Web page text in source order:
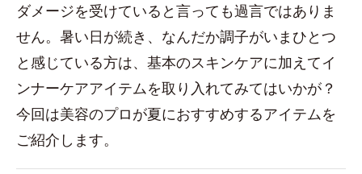
ダメージを受けていると言っても過言ではありま
せん。暑い日が続き、なんだか調子がいまひとつ
と感じている方は、基本のスキンケアに加えてイ
ンナーケアアイテムを取り入れてみてはいかが？
今回は美容のプロが夏におすすめするアイテムを
ご紹介します。